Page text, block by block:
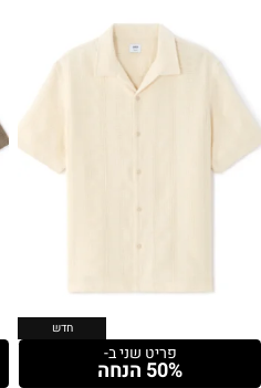
חדש
פריט שני ב-
50% הנחה